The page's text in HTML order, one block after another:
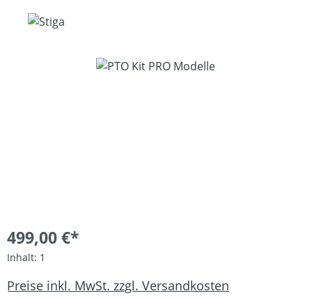
Bildergalerie überspringen
499,00 €*
Inhalt: 1
Preise inkl. MwSt. zzgl. Versandkosten